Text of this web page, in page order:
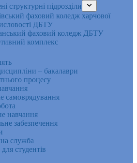
структурні підрозділи
фаховий коледж харчової
ДБТУ
фаховий коледж ДБТУ
комплекс
– бакалаври
процесу
самоврядування
навчання
забезпечення
служба
студентів